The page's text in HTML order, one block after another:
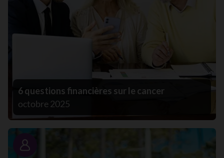
6 questions financières sur le cancer
octobre 2025
Portrait